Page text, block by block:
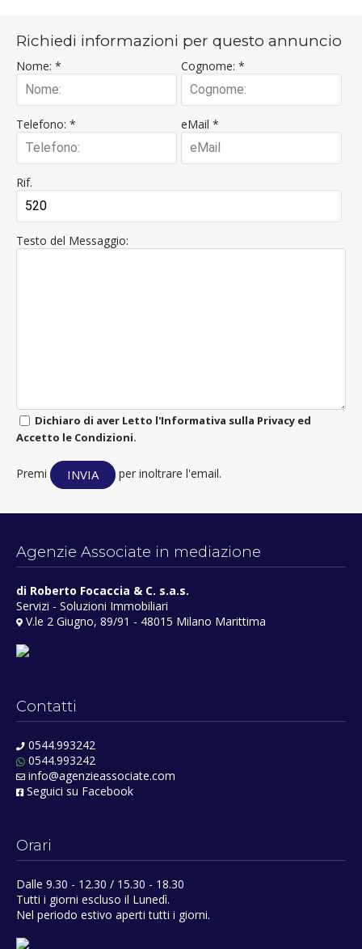
Richiedi informazioni per questo annuncio
Nome: * Cognome: *
Telefono: * eMail *
Rif.
Testo del Messaggio:
Dichiaro di aver Letto l'Informativa sulla Privacy ed
Accetto le Condizioni.
Premi per inoltrare l'email.
Agenzie Associate in mediazione
di Roberto Focaccia & C. s.a.s.
Servizi - Soluzioni Immobiliari
V.le 2 Giugno, 89/91 - 48015 Milano Marittima
Contatti
0544.993242
0544.993242
info@agenzieassociate.com
Seguici su Facebook
Orari
Dalle 9.30 - 12.30 / 15.30 - 18.30
Tutti i giorni escluso il Lunedì.
Nel periodo estivo aperti tutti i giorni.